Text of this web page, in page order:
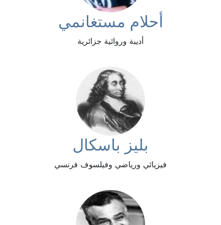
أحلام مستغانمي
أديبة وروائية جزائرية
بليز باسكال
فيزيائي ورياضي وفيلسوف فرنسي